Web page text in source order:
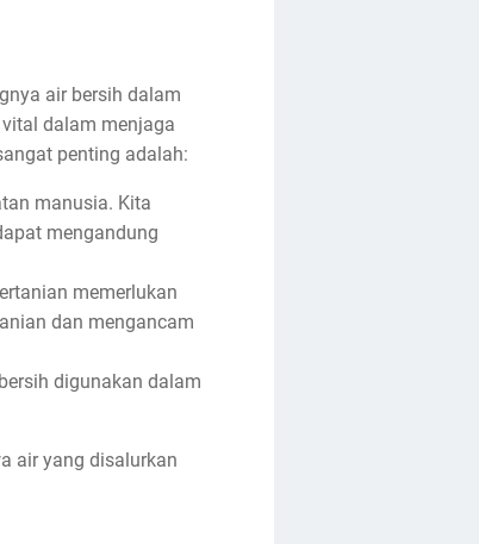
air bersih dalam
dalam menjaga
penting adalah:
manusia. Kita
mengandung
memerlukan
dan mengancam
digunakan dalam
air yang disalurkan